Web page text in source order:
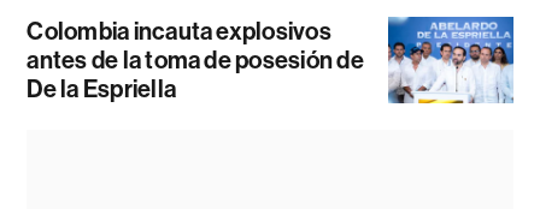
Colombia incauta explosivos
antes de la toma de posesión de
De la Espriella